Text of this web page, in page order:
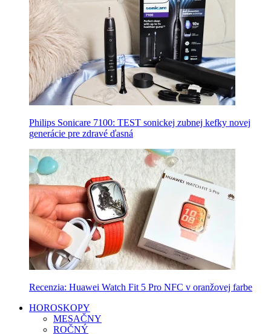
Philips Sonicare 7100: TEST sonickej zubnej kefky novej
generácie pre zdravé ďasná
Recenzia: Huawei Watch Fit 5 Pro NFC v oranžovej farbe
HOROSKOPY
MESAČNY
ROČNÝ